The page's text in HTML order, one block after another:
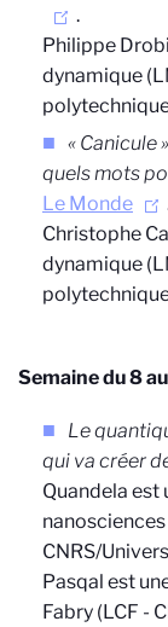
.
Philippe
dynamique
« Canicule
quels mots
Le Monde
Christophe
dynamique
Semaine du 8
Le
qui va créer
Quandela est
CNRS/
Pasqal est
Fabry (LCF -